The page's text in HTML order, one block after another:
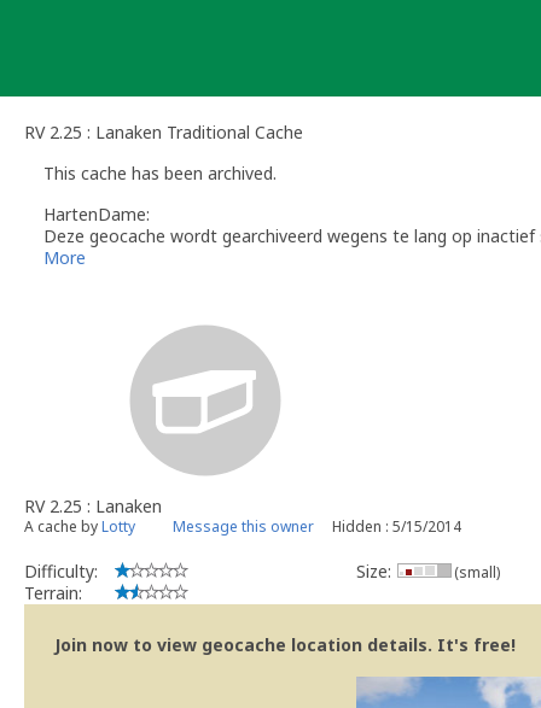
RV 2.25 : Lanaken Traditional Cache
This cache has been archived.
HartenDame:
Deze geocache wordt gearchiveerd wegens te lang op inactief
Geocaches die door een reviewer gearchiveerd werden
More
RV 2.25 : Lanaken
A cache byLotty Message this owner Hidden : 5/15/2014
Difficulty:
Terrain:
Size: (small)
Join now to view geocache location details. It's free!